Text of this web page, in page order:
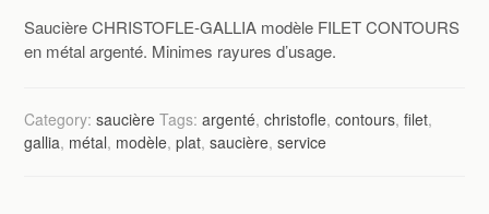
Saucière CHRISTOFLE-GALLIA modèle FILET CONTOURS
en métal argenté. Minimes rayures d’usage.
Category:saucière Tags:argenté,christofle,contours,filet,
gallia, métal, modèle,plat,saucière,service